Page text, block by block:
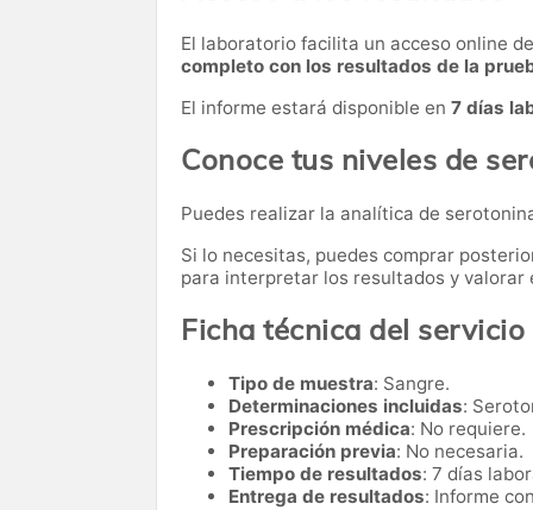
El laboratorio facilita un acceso online
completo con los resultados de la
El informe estará disponible en 7 días
Conoce tus niveles de
Puedes realizar la analítica de
Si lo necesitas, puedes comprar
para interpretar los resultados y
Ficha técnica del servicio
Tipo de muestra: Sangre.
Determinaciones incluidas:
Prescripción médica: No requiere.
Preparación previa: No necesaria.
Tiempo de resultados: 7 días
Entrega de resultados: Informe